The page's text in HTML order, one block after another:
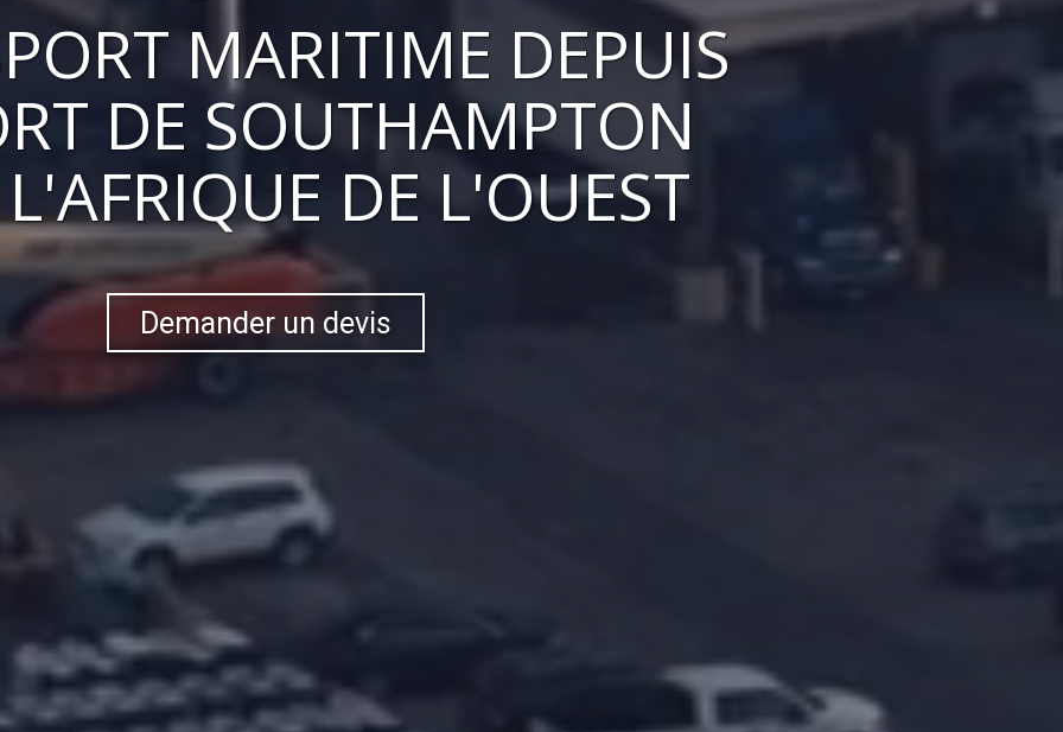
MARITIME DEPUIS
DE SOUTHAMPTON
L'AFRIQUE DE L'OUEST
Demander un devis